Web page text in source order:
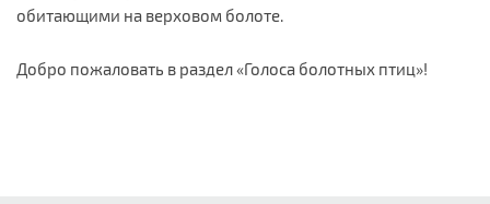
обитающими на верховом болоте.
Добро пожаловать в раздел «Голоса болотных птиц»!